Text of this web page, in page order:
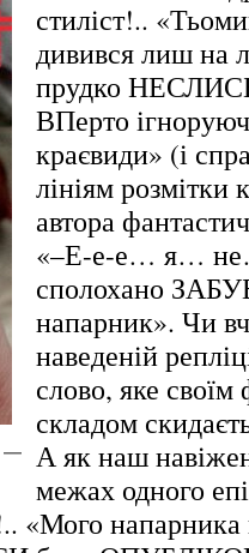
—
стиліст!..
дивився лиш на
прудко
ВПерто
краєвиди» (і
лініям розмітки
автора
«–Е-е-е… я…
сполохано
напарник». Чи
наведеній
слово, яке
складом
А як наш
межах одного
«Мого